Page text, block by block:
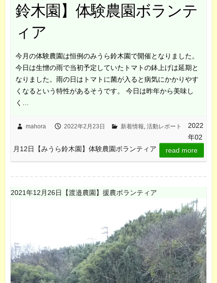
鈴木園】体験農園ボランテ
ィア
今月の体験農園は恒例のみうら鈴木園で開催となりました。
今日は生憎の雨で当初予定していたトマトの鉢上げは延期と
なりました。雨の日はトマトに菌が入ると病気にかかりやす
くなるという特性があるそうです。 今日は昨年から美味し
く…
mahora 2022年2月23日 新着情報, 活動レポート
2022
年02
月12日【みうら鈴木園】体験農園ボランティア
read more
2021年12月26日【渡邉農園】援農ボランティア